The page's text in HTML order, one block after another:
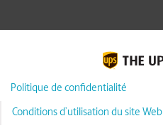
Politique de confidentialité
Conditions d’utilisation du site Web